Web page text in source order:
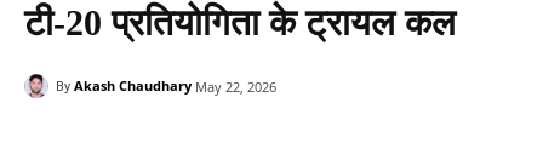
टी-20 प्रतियोगिता के ट्रायल कल
By Akash Chaudhary May 22, 2026